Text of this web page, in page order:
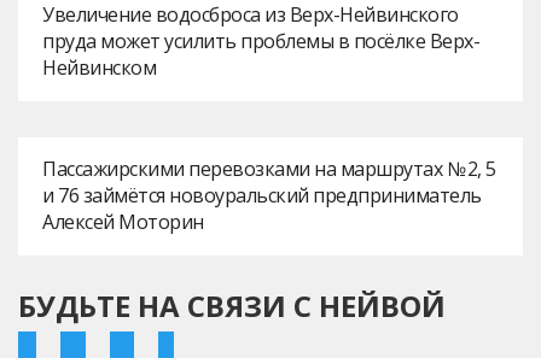
Увеличение водосброса из Верх-Нейвинского
пруда может усилить проблемы в посёлке Верх-
Нейвинском
Пассажирскими перевозками на маршрутах № 2, 5
и 76 займётся новоуральский предприниматель
Алексей Моторин
БУДЬТЕ НА СВЯЗИ С НЕЙВОЙ